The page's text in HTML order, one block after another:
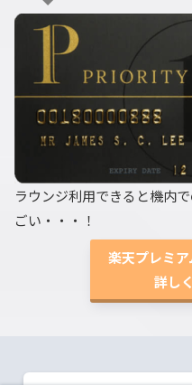
ラウンジ利用できると機内
ごい・・・！
楽天プレミ
詳し